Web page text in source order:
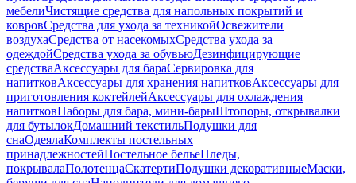
мебелиЧистящие средства для напольных покрытий и
ковровСредства для ухода за техникойОсвежители
воздухаСредства от насекомыхСредства ухода за
одеждойСредства ухода за обувьюДезинфицирующие
средстваАксессуары для бараСервировка для
напитковАксессуары для хранения напитковАксессуары для
приготовления коктейлейАксессуары для охлаждения
напитковНаборы для бара, мини-барыШтопоры, открывалки
для бутылокДомашний текстильПодушки для
снаОдеялаКомплекты постельных
принадлежностейПостельное бельеПледы,
покрывалаПолотенцаСкатертиПодушки декоративныеМаски,